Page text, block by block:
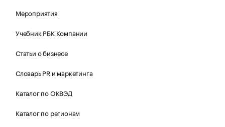
Мероприятия
Учебник РБК Компании
Статьи о бизнесе
Словарь PR и маркетинга
Каталог по ОКВЭД
Каталог по регионам